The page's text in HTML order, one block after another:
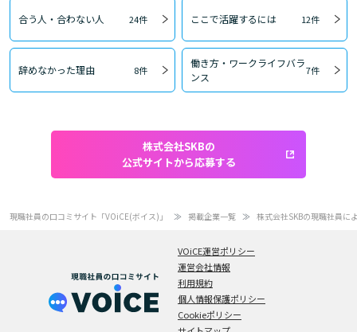
合う人・合わない人 24件 ここで活躍するには 12件
辞めなかった理由 8件
働き方・ワークライフバラ
ンス
7件
株式会社SKBの
公式サイトから応募する
現職社員の口コミサイト「VOiCE(ボイス)」 掲載企業一覧 株式会社SKBの現職社員に
VOiCE運営ポリシー
運営会社情報
利用規約
個人情報保護ポリシー
Cookieポリシー